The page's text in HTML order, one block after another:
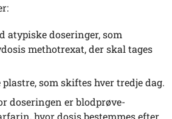
atypiske doseringer, som
methotrexat, der skal tages
som skiftes hver tredje dag.
doseringen er blodprøve-
hvor dosis bestemmes efter